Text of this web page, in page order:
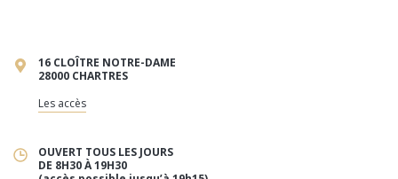
16 CLOÎTRE NOTRE-DAME
28000 CHARTRES
Les accès
OUVERT TOUS LES JOURS
DE 8H30 À 19H30